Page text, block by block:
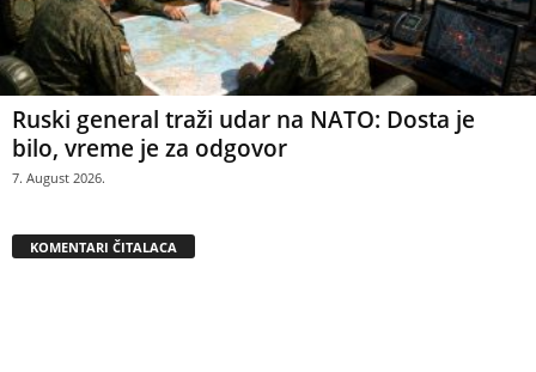
Ruski general traži udar na NATO: Dosta je
bilo, vreme je za odgovor
7. August 2026.
KOMENTARI ČITALACA